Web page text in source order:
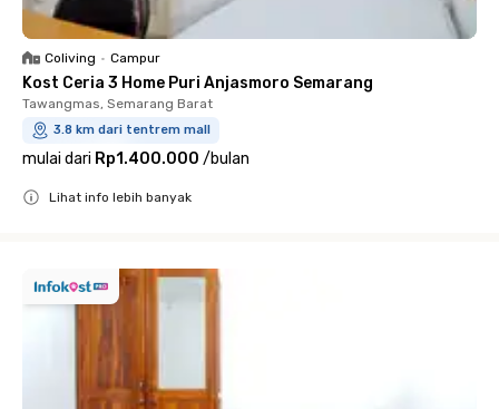
Coliving • Campur
Kost Ceria 3 Home Puri Anjasmoro Semarang
Tawangmas, Semarang Barat
3.8 km dari tentrem mall
mulai dari Rp1.400.000 /bulan
Lihat info lebih banyak